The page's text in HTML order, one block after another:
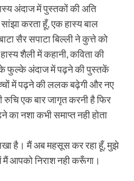
अंदाज में पुस्तकों की अति
करता हूँ, एक हास्य बाल
सैर सपाटा बिल्ली ने कुत्ते को
शैली में कहानी, कविता की
फुल्के अंदाज में पढ़ने की पुस्तकें
में पढ़ने की ललक बढ़ेगी और नए
एक बार जागृत करनी है फिर
नशा कभी समाप्त नही होता
है। मैं अब महसूस कर रहा हूँ, मुझे
मैं आपको निराश नही करूँगा।